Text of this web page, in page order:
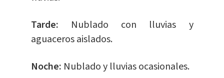
Tarde: Nublado con lluvias y
aguaceros aislados.
Noche: Nublado y lluvias ocasionales.